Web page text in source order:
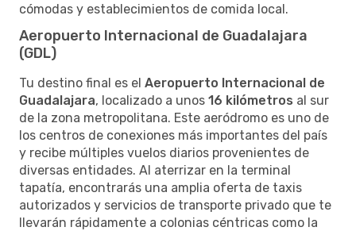
cómodas y establecimientos de comida local.
Aeropuerto Internacional de Guadalajara
(GDL)
Tu destino final es el Aeropuerto Internacional de
Guadalajara, localizado a unos 16 kilómetros al sur
de la zona metropolitana. Este aeródromo es uno de
los centros de conexiones más importantes del país
y recibe múltiples vuelos diarios provenientes de
diversas entidades. Al aterrizar en la terminal
tapatía, encontrarás una amplia oferta de taxis
autorizados y servicios de transporte privado que te
llevarán rápidamente a colonias céntricas como la